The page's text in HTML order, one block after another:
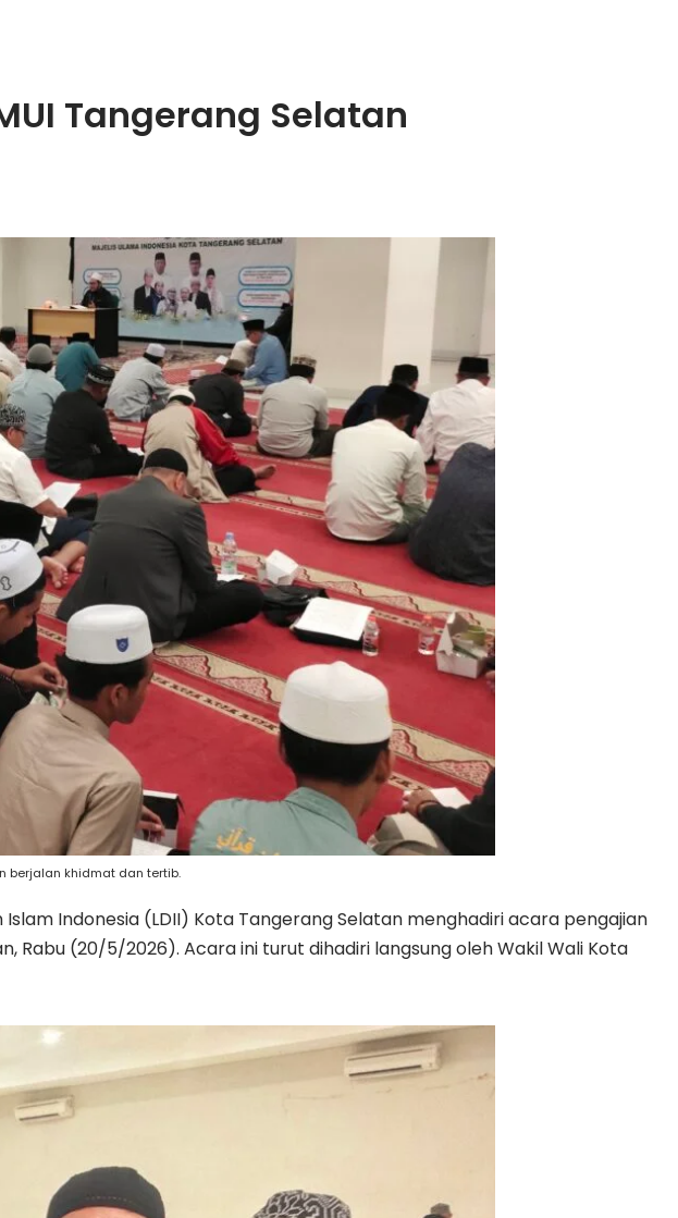
Tangerang Selatan
berjalan khidmat dan tertib.
Indonesia (LDII) Kota Tangerang Selatan menghadiri acara pengajian
Rabu (20/5/2026). Acara ini turut dihadiri langsung oleh Wakil Wali Kota